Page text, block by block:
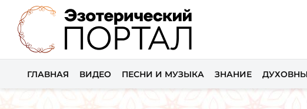
ГЛАВНАЯ ВИДЕО ПЕСНИ И МУЗЫКА ЗНАНИЕ